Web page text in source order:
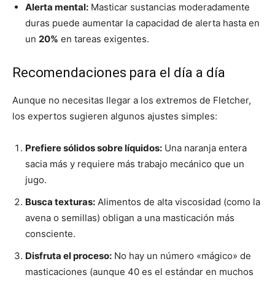
Alerta mental: Masticar sustancias moderadamente
duras puede aumentar la capacidad de alerta hasta en
un 20% en tareas exigentes.
Recomendaciones para el día a día
Aunque no necesitas llegar a los extremos de Fletcher,
los expertos sugieren algunos ajustes simples:
Prefiere sólidos sobre líquidos: Una naranja entera
sacia más y requiere más trabajo mecánico que un
jugo.
Busca texturas: Alimentos de alta viscosidad (como la
avena o semillas) obligan a una masticación más
consciente.
Disfruta el proceso: No hay un número «mágico» de
masticaciones (aunque 40 es el estándar en muchos